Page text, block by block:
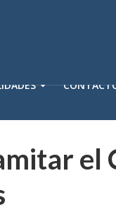
el